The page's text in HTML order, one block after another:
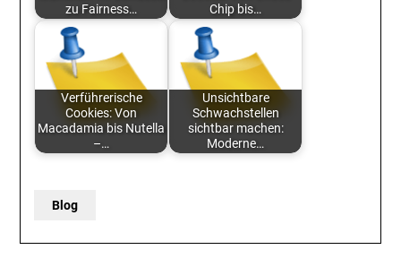
zu Fairness…
Chip bis…
Verführerische
Cookies: Von
Macadamia bis Nutella
–…
Unsichtbare
Schwachstellen
sichtbar machen:
Moderne…
Blog